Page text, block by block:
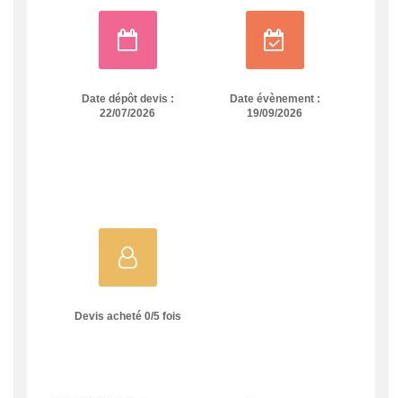
Date dépôt devis :
22/07/2026
Date évènement :
19/09/2026
Devis acheté 0/5fois